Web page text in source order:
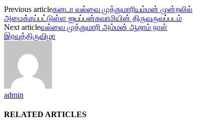
Previous articleகனடா வல்வை முத்துமாரியம்மன் முன்றலில்
அமைக்கப்பட்டுள்ள ஐயப்பன்சுவாமியின் திருவுருவப்படம்
Next articleவல்வை முத்துமாரி அம்மன் ஆறாம் நாள்
இரவுத்திருவிழா
admin
RELATED ARTICLES